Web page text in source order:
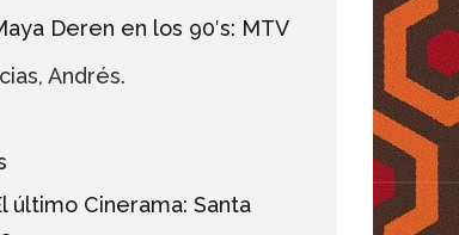
Deren en los 90′s: MTV
Andrés.
último Cinerama: Santa